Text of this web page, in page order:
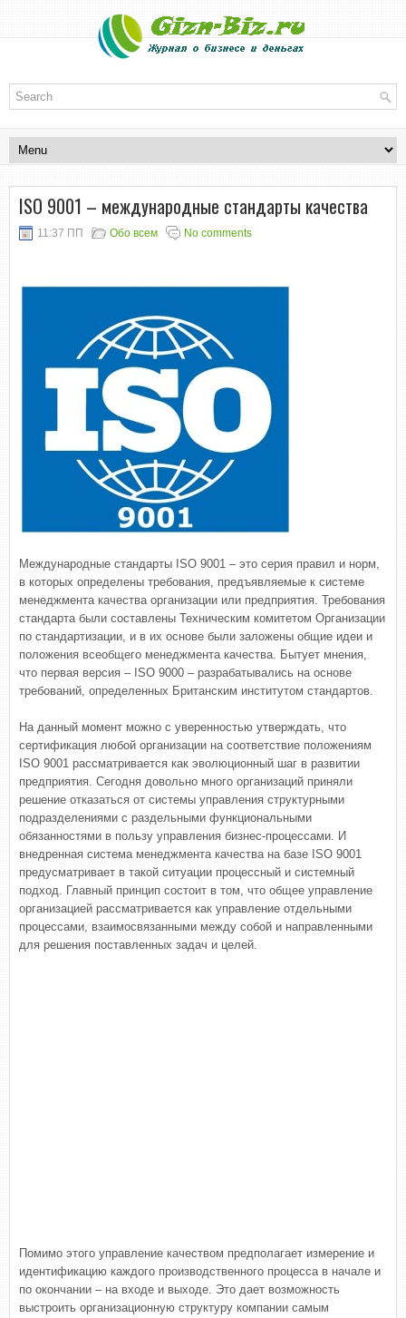
ISO 9001 – международные стандарты качества
11:37 ПП Обо всем No comments
Международные стандарты ISO 9001 – это серия правил и норм,
в которых определены требования, предъявляемые к системе
менеджмента качества организации или предприятия. Требования
стандарта были составлены Техническим комитетом Организации
по стандартизации, и в их основе были заложены общие идеи и
положения всеобщего менеджмента качества. Бытует мнения,
что первая версия – ISO 9000 – разрабатывались на основе
требований, определенных Британским институтом стандартов.
На данный момент можно с уверенностью утверждать, что
сертификация любой организации на соответствие положениям
ISO 9001 рассматривается как эволюционный шаг в развитии
предприятия. Сегодня довольно много организаций приняли
решение отказаться от системы управления структурными
подразделениями с раздельными функциональными
обязанностями в пользу управления бизнес-процессами. И
внедренная система менеджмента качества на базе ISO 9001
предусматривает в такой ситуации процессный и системный
подход. Главный принцип состоит в том, что общее управление
организацией рассматривается как управление отдельными
процессами, взаимосвязанными между собой и направленными
для решения поставленных задач и целей.
Помимо этого управление качеством предполагает измерение и
идентификацию каждого производственного процесса в начале и
по окончании – на входе и выходе. Это дает возможность
выстроить организационную структуру компании самым